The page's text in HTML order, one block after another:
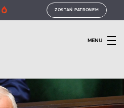
ZOSTAŃ PATRONEM
MENU